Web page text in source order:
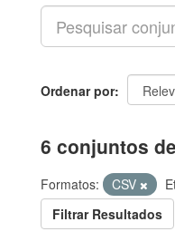
Ordenar por
6 conjuntos
Formatos: CSV
Filtrar Resultados